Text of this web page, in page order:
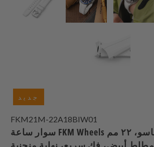
جديد
FKM21M-22A18BIW01
سوار ساعة FKM Wheels لأوريانت كاماسو، ٢٢ مم